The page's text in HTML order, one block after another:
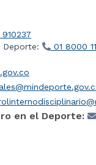
Deporte:
01 8000
en el Deporte: